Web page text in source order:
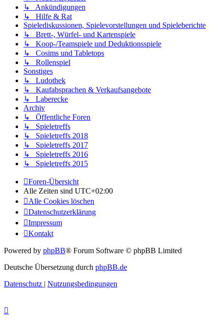
↳ Ankündigungen
↳ Hilfe & Rat
Spielediskussionen, Spielevorstellungen und Spieleberichte
↳ Brett-, Würfel- und Kartenspiele
↳ Koop-/Teamspiele und Deduktionsspiele
↳ Cosims und Tabletops
↳ Rollenspiel
Sonstiges
↳ Ludothek
↳ Kaufabsprachen & Verkaufsangebote
↳ Laberecke
Archiv
↳ Öffentliche Foren
↳ Spieletreffs
↳ Spieletreffs 2018
↳ Spieletreffs 2017
↳ Spieletreffs 2016
↳ Spieletreffs 2015
Foren-Übersicht
Alle Zeiten sind UTC+02:00
Alle Cookies löschen
Datenschutzerklärung
Impressum
Kontakt
Powered by phpBB® Forum Software © phpBB Limited
Deutsche Übersetzung durch phpBB.de
Datenschutz | Nutzungsbedingungen